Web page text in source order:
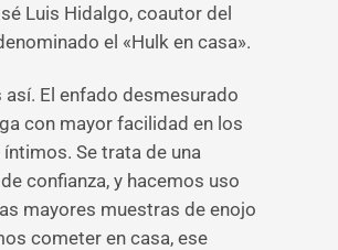
Luis Hidalgo, coautor del
el «Hulk en casa».
El enfado desmesurado
con mayor facilidad en los
Se trata de una
confianza, y hacemos uso
mayores muestras de enojo
cometer en casa, ese